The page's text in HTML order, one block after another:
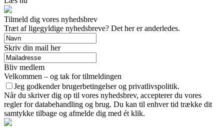
Tilmeld dig vores nyhedsbrev
Træt af ligegyldige nyhedsbreve? Det her er anderledes.
Skriv din mail her
Bliv medlem
Velkommen – og tak for tilmeldingen
Jeg godkender brugerbetingelser og privatlivspolitik.
Når du skriver dig op til vores nyhedsbrev, accepterer du vores
regler for databehandling og brug. Du kan til enhver tid trække dit
samtykke tilbage og afmelde dig med ét klik.